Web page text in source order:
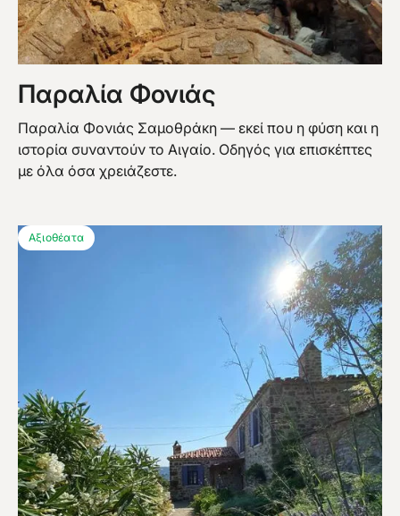
Παραλία Φονιάς
Παραλία Φονιάς Σαμοθράκη — εκεί που η φύση και η
ιστορία συναντούν το Αιγαίο. Οδηγός για επισκέπτες
με όλα όσα χρειάζεστε.
Αξιοθέατα